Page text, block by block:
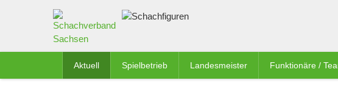
Aktuell Spielbetrieb Landesmeister Funktionäre /